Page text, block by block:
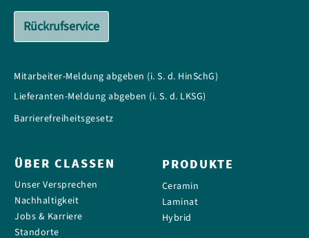
Rückrufservice
Mitarbeiter-Meldung abgeben (i. S. d. HinSchG)
Lieferanten-Meldung abgeben (i. S. d. LKSG)
Barrierefreiheitsgesetz
ÜBER CLASSEN
Unser Versprechen
Nachhaltigkeit
Jobs & Karriere
Standorte
PRODUKTE
Ceramin
Laminat
Hybrid